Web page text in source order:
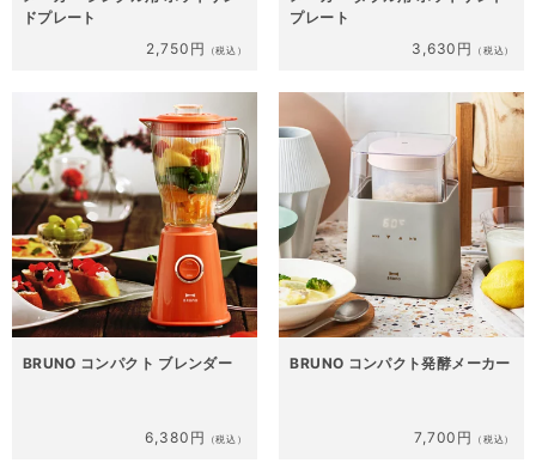
ドプレート
2,750円
（税込）
プレート
3,630円
（税込）
BRUNO コンパクト ブレンダー
6,380円 （税込）
BRUNO コンパクト発酵メーカー
7,700円 （税込）